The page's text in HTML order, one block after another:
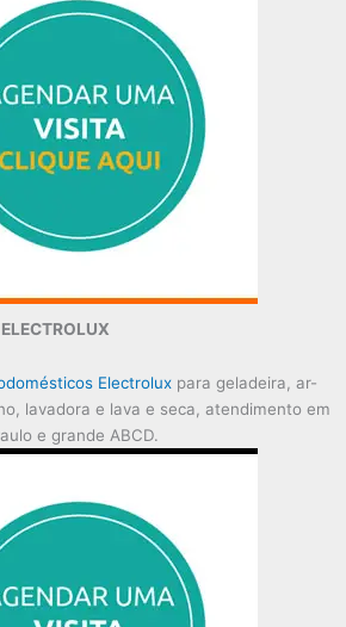
Electrolux para geladeira, ar-
lavadora e lava e seca, atendimento em
e grande ABCD.